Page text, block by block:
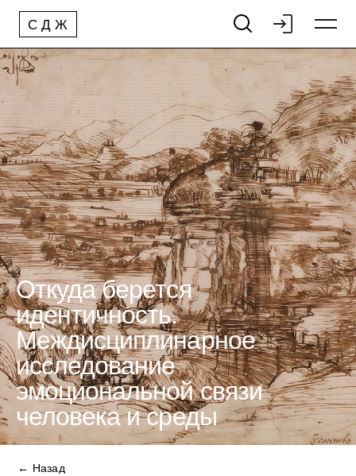
С Д Ж
Откуда берется
идентичность.
Междисциплинарное
исследование
эмоциональной связи
человека и среды
← Назад